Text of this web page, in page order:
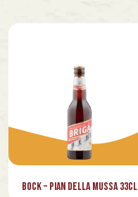
⁠Bock – Pian della Mussa 33cl